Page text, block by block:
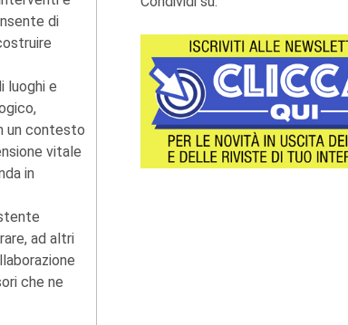
di
luoghi e
un contesto
vitale
in
ad altri
che ne